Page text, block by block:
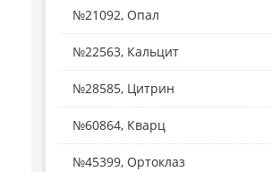
№21092, Опал
№22563, Кальцит
№28585, Цитрин
№60864, Кварц
№45399, Ортоклаз